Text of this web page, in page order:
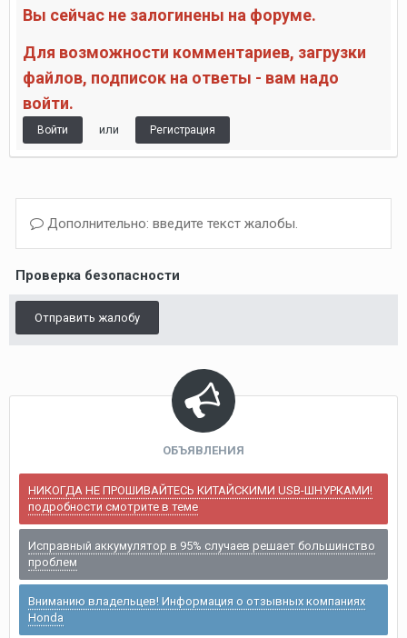
Вы сейчас не залогинены на форуме.
Для возможности комментариев, загрузки
файлов, подписок на ответы - вам надо
войти.
Войти или Регистрация
Дополнительно: введите текст жалобы.
Проверка безопасности
Отправить жалобу
ОБЪЯВЛЕНИЯ
НИКОГДА НЕ ПРОШИВАЙТЕСЬ КИТАЙСКИМИ USB-ШНУРКАМИ!
подробности смотрите в теме
Исправный аккумулятор в 95% случаев решает большинство
проблем
Вниманию владельцев! Информация о отзывных компаниях
Honda